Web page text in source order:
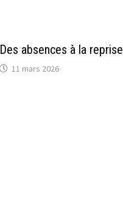
Des absences à la reprise
11 mars 2026